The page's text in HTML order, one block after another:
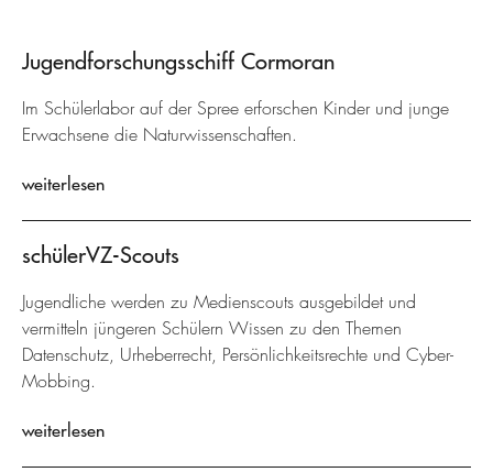
Jugendforschungsschiff Cormoran
Im Schülerlabor auf der Spree erforschen Kinder und junge
Erwachsene die Naturwissenschaften.
weiterlesen
schülerVZ-Scouts
Jugendliche werden zu Medienscouts ausgebildet und
vermitteln jüngeren Schülern Wissen zu den Themen
Datenschutz, Urheberrecht, Persönlichkeitsrechte und Cyber-
Mobbing.
weiterlesen